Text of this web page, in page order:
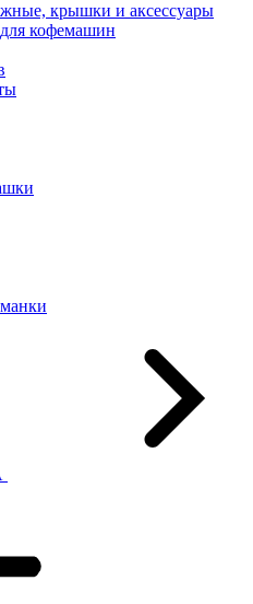
крышки и аксессуары
кофемашин